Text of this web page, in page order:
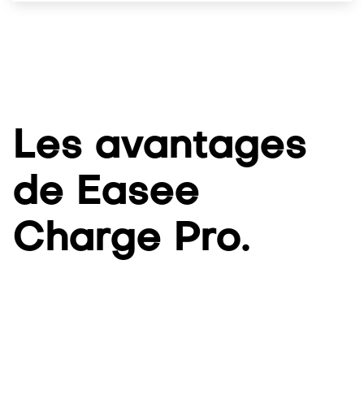
Les avantages
de Easee
Charge Pro.